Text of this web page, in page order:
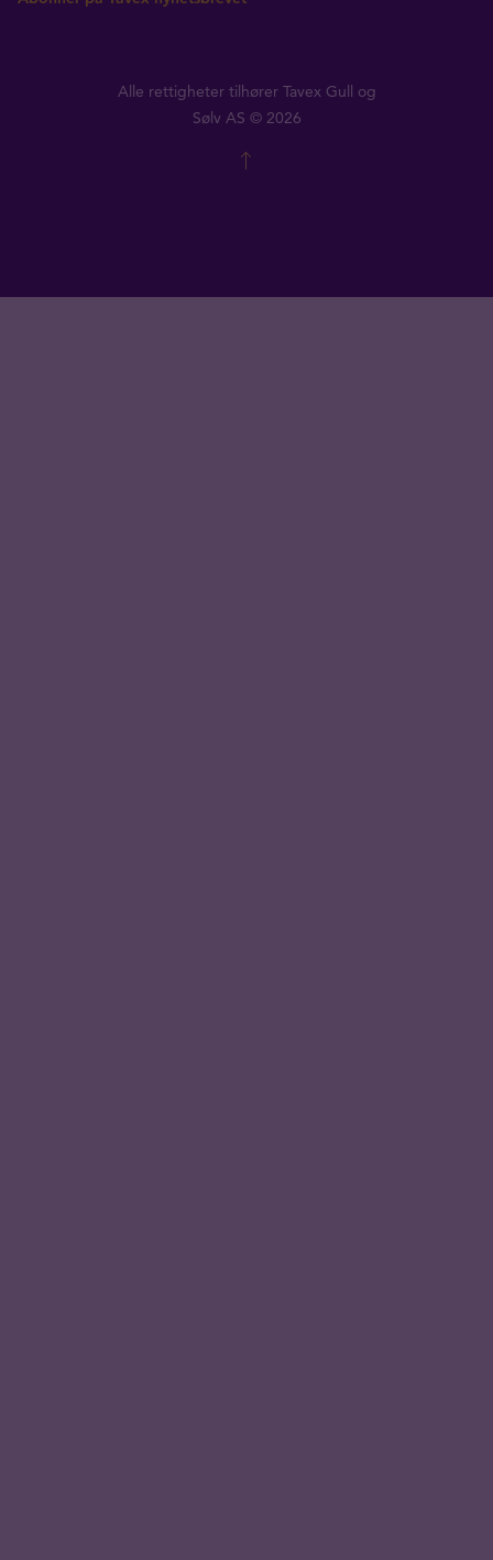
Alle rettigheter tilhører Tavex Gull og
Sølv AS © 2026